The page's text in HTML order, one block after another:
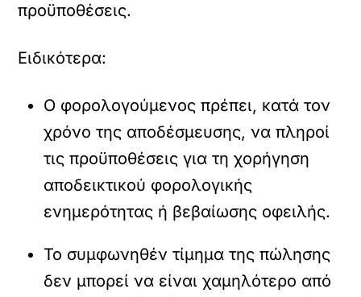
προϋποθέσεις.
Ειδικότερα:
Ο φορολογούμενος πρέπει, κατά τον
χρόνο της αποδέσμευσης, να πληροί
τις προϋποθέσεις για τη χορήγηση
αποδεικτικού φορολογικής
ενημερότητας ή βεβαίωσης οφειλής.
Το συμφωνηθέν τίμημα της πώλησης
δεν μπορεί να είναι χαμηλότερο από